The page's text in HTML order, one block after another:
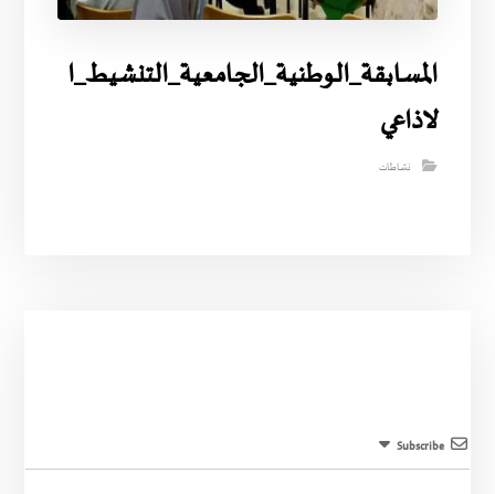
المسابقة_الوطنية_الجامعية_التنشيط_ا
لاذاعي
نشاطات
Subscribe